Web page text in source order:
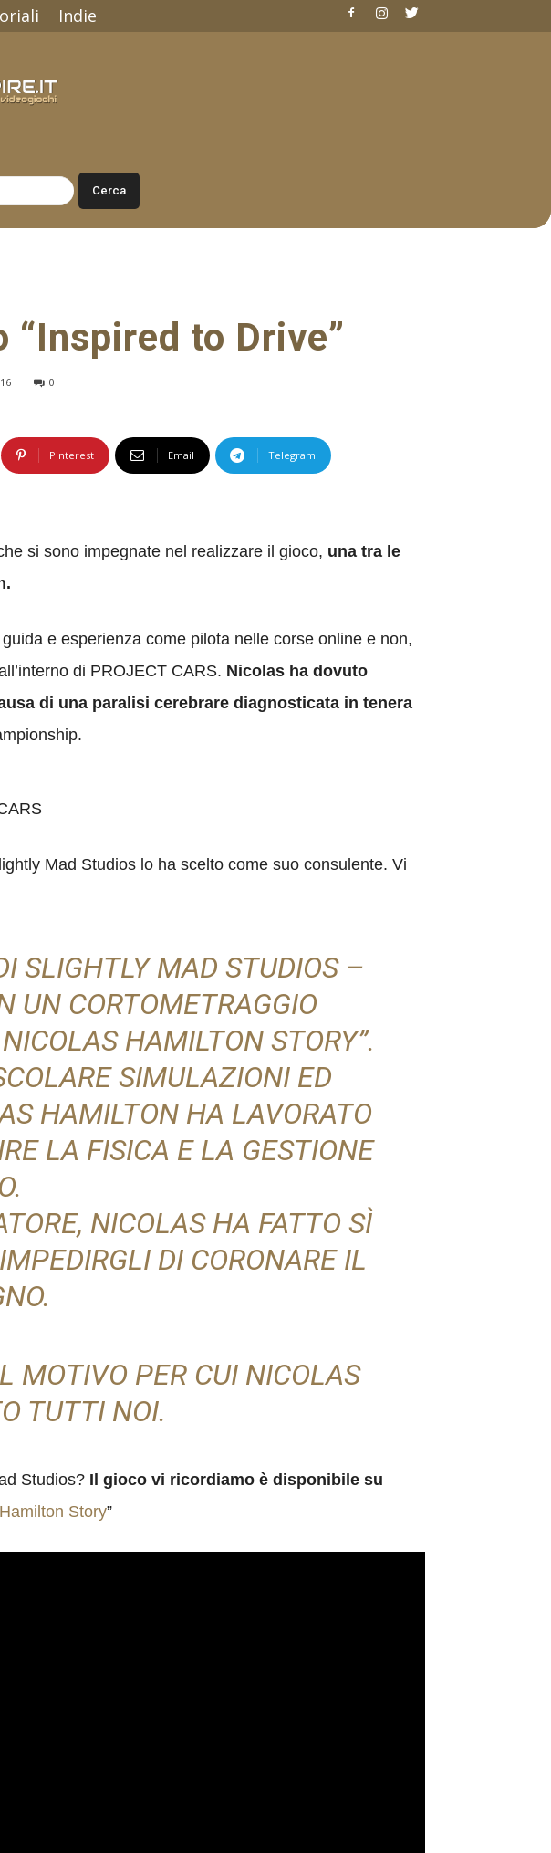
Indie
to Drive”
0
Pinterest Email Telegram
si sono impegnate nel realizzare il gioco, una tra le
e esperienza come pilota nelle corse online e non,
di PROJECT CARS. Nicolas ha dovuto
di una paralisi cerebrare diagnosticata in tenera
Mad Studios lo ha scelto come suo consulente. Vi
SLIGHTLY MAD STUDIOS –
UN CORTOMETRAGGIO
HAMILTON STORY”.
SIMULAZIONI ED
HAMILTON HA LAVORATO
LA FISICA E LA GESTIONE
NICOLAS HA FATTO SÌ
DI CORONARE IL
MOTIVO PER CUI NICOLAS
TUTTI NOI.
Studios? Il gioco vi ricordiamo è disponibile su
Story”